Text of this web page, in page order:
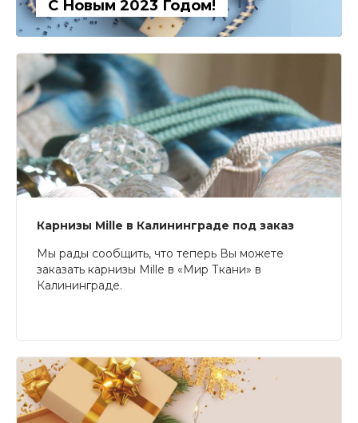
С Новым 2023 Годом!
Карнизы Mille в Калининграде под заказ
Мы рады сообщить, что теперь Вы можете
заказать карнизы Mille в «Мир Ткани» в
Калининграде.